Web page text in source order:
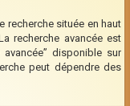
recherche située en haut
recherche avancée est
disponible sur
peut dépendre des